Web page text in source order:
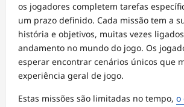
os jogadores completem tarefas
um prazo definido. Cada missão tem a
história e objetivos, muitas vezes
andamento no mundo do jogo. Os
esperar encontrar cenários únicos que
experiência geral de jogo.
Estas missões são limitadas no tempo, o